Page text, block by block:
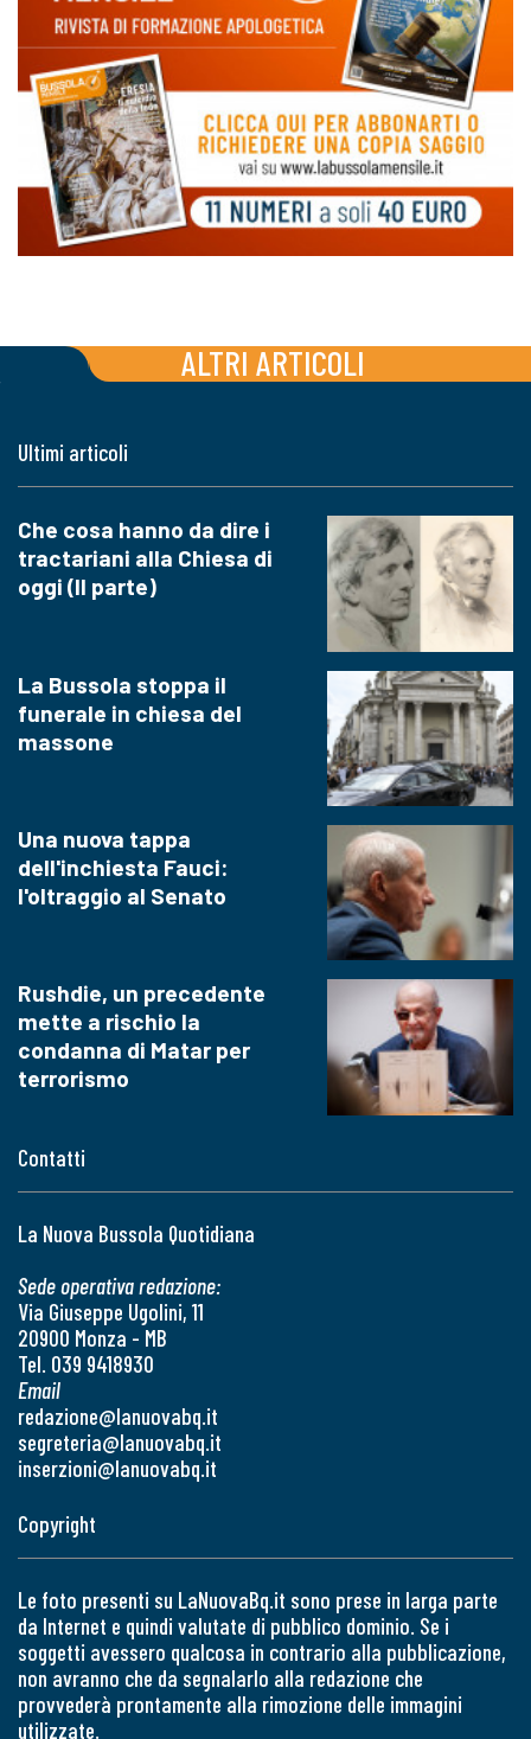
ALTRI ARTICOLI
Contatti
La Nuova Bussola Quotidiana
Sede operativa redazione:
Via Giuseppe Ugolini, 11
20900 Monza - MB
Tel. 039 9418930
Email
redazione@lanuovabq.it
segreteria@lanuovabq.it
inserzioni@lanuovabq.it
Ultimi articoli
Che cosa hanno da dire i
tractariani alla Chiesa di
oggi (II parte)
La Bussola stoppa il
funerale in chiesa del
massone
Una nuova tappa
dell'inchiesta Fauci:
l'oltraggio al Senato
Rushdie, un precedente
mette a rischio la
condanna di Matar per
terrorismo
Copyright
Le foto presenti su LaNuovaBq.it sono prese in larga parte
da Internet e quindi valutate di pubblico dominio. Se i
soggetti avessero qualcosa in contrario alla pubblicazione,
non avranno che da segnalarlo alla redazione che
provvederà prontamente alla rimozione delle immagini
utilizzate.